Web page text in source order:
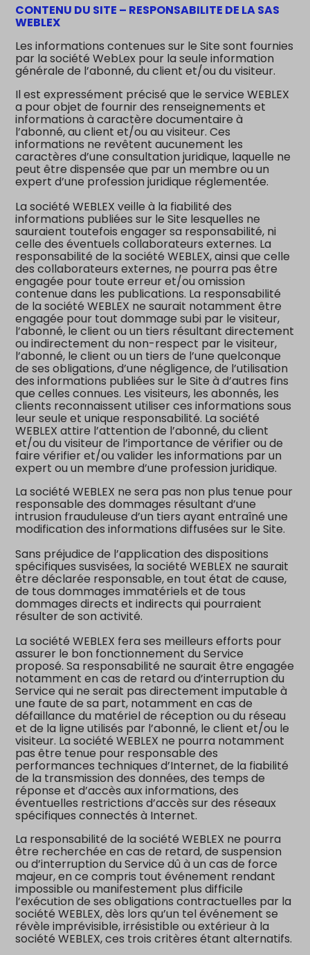
CONTENU DU SITE – RESPONSABILITE DE LA SAS
WEBLEX
Les informations contenues sur le Site sont fournies
par la société WebLex pour la seule information
générale de l’abonné, du client et/ou du visiteur.
Il est expressément précisé que le service WEBLEX
a pour objet de fournir des renseignements et
informations à caractère documentaire à
l’abonné, au client et/ou au visiteur. Ces
informations ne revêtent aucunement les
caractères d’une consultation juridique, laquelle ne
peut être dispensée que par un membre ou un
expert d’une profession juridique réglementée.
La société WEBLEX veille à la fiabilité des
informations publiées sur le Site lesquelles ne
sauraient toutefois engager sa responsabilité, ni
celle des éventuels collaborateurs externes. La
responsabilité de la société WEBLEX, ainsi que celle
des collaborateurs externes, ne pourra pas être
engagée pour toute erreur et/ou omission
contenue dans les publications. La responsabilité
de la société WEBLEX ne saurait notamment être
engagée pour tout dommage subi par le visiteur,
l’abonné, le client ou un tiers résultant directement
ou indirectement du non-respect par le visiteur,
l’abonné, le client ou un tiers de l’une quelconque
de ses obligations, d’une négligence, de l’utilisation
des informations publiées sur le Site à d’autres fins
que celles connues. Les visiteurs, les abonnés, les
clients reconnaissent utiliser ces informations sous
leur seule et unique responsabilité. La société
WEBLEX attire l’attention de l’abonné, du client
et/ou du visiteur de l’importance de vérifier ou de
faire vérifier et/ou valider les informations par un
expert ou un membre d’une profession juridique.
La société WEBLEX ne sera pas non plus tenue pour
responsable des dommages résultant d’une
intrusion frauduleuse d’un tiers ayant entraîné une
modification des informations diffusées sur le Site.
Sans préjudice de l’application des dispositions
spécifiques susvisées, la société WEBLEX ne saurait
être déclarée responsable, en tout état de cause,
de tous dommages immatériels et de tous
dommages directs et indirects qui pourraient
résulter de son activité.
La société WEBLEX fera ses meilleurs efforts pour
assurer le bon fonctionnement du Service
proposé. Sa responsabilité ne saurait être engagée
notamment en cas de retard ou d’interruption du
Service qui ne serait pas directement imputable à
une faute de sa part, notamment en cas de
défaillance du matériel de réception ou du réseau
et de la ligne utilisés par l’abonné, le client et/ou le
visiteur. La société WEBLEX ne pourra notamment
pas être tenue pour responsable des
performances techniques d’Internet, de la fiabilité
de la transmission des données, des temps de
réponse et d’accès aux informations, des
éventuelles restrictions d’accès sur des réseaux
spécifiques connectés à Internet.
La responsabilité de la société WEBLEX ne pourra
être recherchée en cas de retard, de suspension
ou d’interruption du Service dû à un cas de force
majeur, en ce compris tout événement rendant
impossible ou manifestement plus difficile
l’exécution de ses obligations contractuelles par la
société WEBLEX, dès lors qu’un tel événement se
révèle imprévisible, irrésistible ou extérieur à la
société WEBLEX, ces trois critères étant alternatifs.